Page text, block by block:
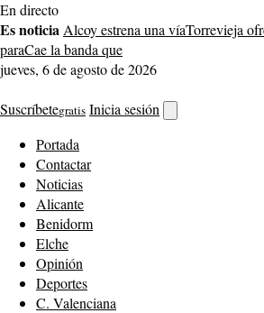
Saltar
al
contenido
En directo
Es noticia Alcoy estrena una víaTorrevieja
paraCae la banda que
jueves, 6 de agosto de 2026
Suscríbetegratis Inicia sesión
buscador
Portada
Contactar
Noticias
Alicante
Benidorm
Elche
Opinión
Deportes
C. Valenciana